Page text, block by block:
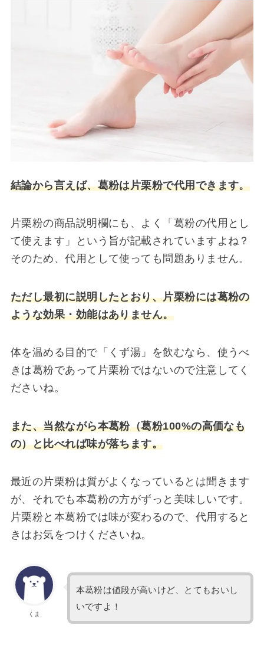
結論から言えば、葛粉は片栗粉で代用できます。
片栗粉の商品説明欄にも、よく「葛粉の代用とし
て使えます」という旨が記載されていますよね？
そのため、代用として使っても問題ありません。
ただし最初に説明したとおり、片栗粉には葛粉の
ような効果・効能はありません。
体を温める目的で「くず湯」を飲むなら、使うべ
きは葛粉であって片栗粉ではないので注意してく
ださいね。
また、当然ながら本葛粉（葛粉100%の高価なも
の）と比べれば味が落ちます。
最近の片栗粉は質がよくなっているとは聞きます
が、それでも本葛粉の方がずっと美味しいです。
片栗粉と本葛粉では味が変わるので、代用すると
きはお気をつけくださいね。
くま
本葛粉は値段が高いけど、とてもおいし
いですよ！